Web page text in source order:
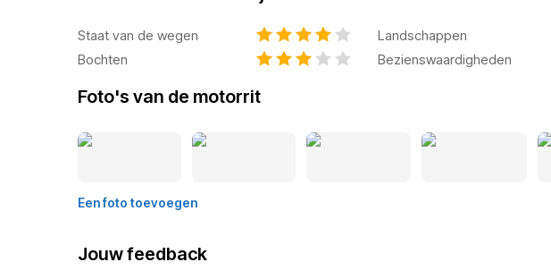
Staat van de wegen
Landschappen
Bochten
Bezienswaardigheden
Foto's van de motorrit
Een foto toevoegen
Jouw feedback